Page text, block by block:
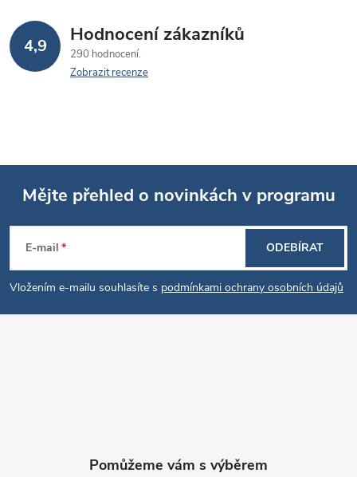
4,9 Hodnocení zákazníků
290 hodnocení
Zobrazit recenze
Z
á
p
Mějte přehled o novinkách v programu
E-mail
Vložením e-mailu souhlasíte s podmínkami ochrany osobních údajů
ODEBÍRAT